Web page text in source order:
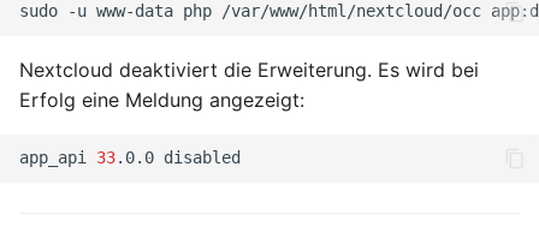
sudo -u www-data php /var/www/html/nextcloud/occ
Nextcloud deaktiviert die Erweiterung. Es wird bei
Erfolg eine Meldung angezeigt:
app_api 33.0.0